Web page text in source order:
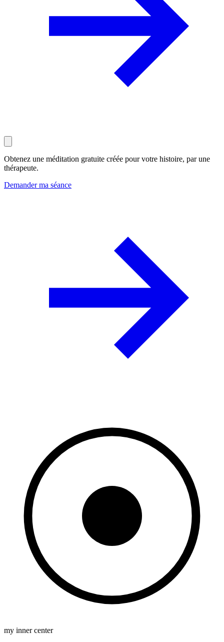
Obtenez une méditation gratuite créée pour votre histoire, par une
thérapeute.
Demander ma séance
my inner center